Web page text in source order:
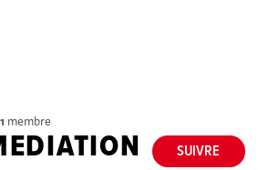
1 membre
SUIVRE